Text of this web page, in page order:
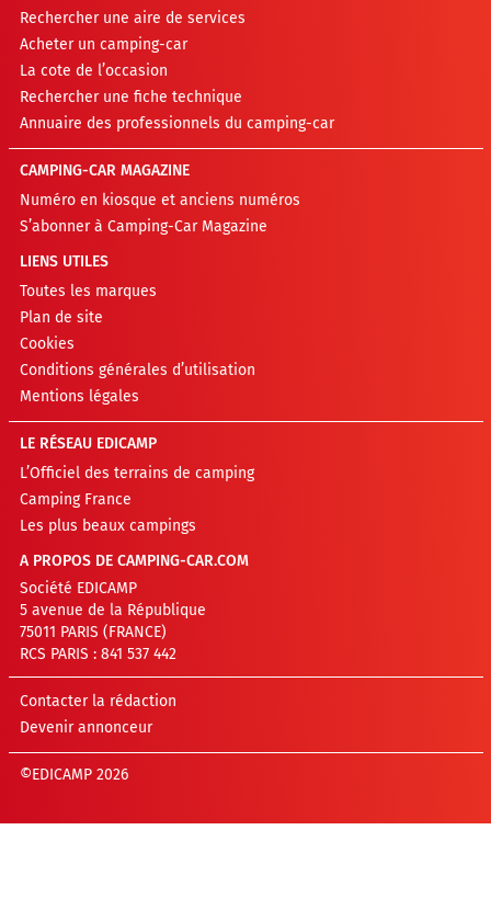
Rechercher une aire de services
Acheter un camping-car
La cote de l’occasion
Rechercher une fiche technique
Annuaire des professionnels du camping-car
CAMPING-CAR MAGAZINE
Numéro en kiosque et anciens numéros
S’abonner à Camping-Car Magazine
LIENS UTILES
Toutes les marques
Plan de site
Cookies
Conditions générales d’utilisation
Mentions légales
LE RÉSEAU EDICAMP
L’Officiel des terrains de camping
Camping France
Les plus beaux campings
A PROPOS DE CAMPING-CAR.COM
Société EDICAMP
5 avenue de la République
75011 PARIS (FRANCE)
RCS PARIS : 841 537 442
Contacter la rédaction
Devenir annonceur
©EDICAMP 2026